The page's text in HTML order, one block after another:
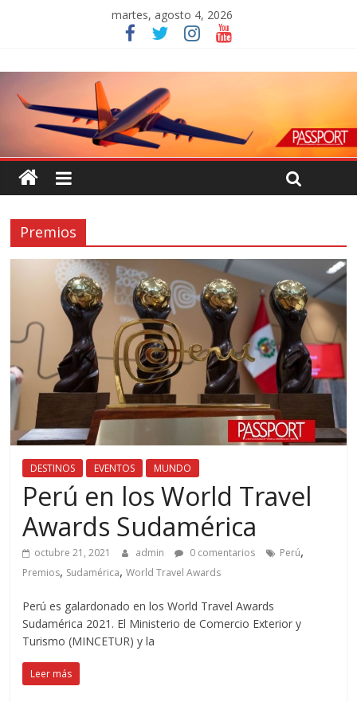
martes, agosto 4, 2026
Premios
DESTINOS EVENTOS MUNDO
Perú en los World Travel
Awards Sudamérica
octubre 21, 2021 admin 0 comentarios Perú,
Premios, Sudamérica,World Travel Awards
Perú es galardonado en los World Travel Awards
Sudamérica 2021. El Ministerio de Comercio Exterior y
Turismo (MINCETUR) y la
Leer más